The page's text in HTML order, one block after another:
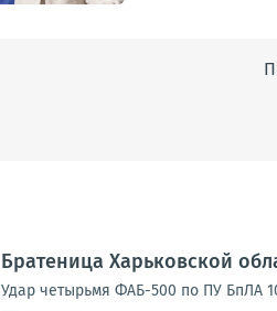
Братеница Харьковской
Удар четырьмя ФАБ-500 по ПУ БпЛА